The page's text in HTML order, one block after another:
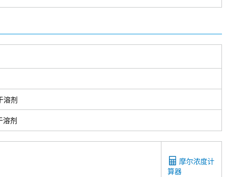
溶剂
溶剂
摩尔浓度计
算器